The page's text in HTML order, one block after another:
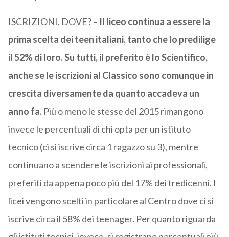
ISCRIZIONI, DOVE? – Il liceo continua a essere la
prima scelta dei teen italiani, tanto che lo predilige
il 52% di loro. Su tutti, il preferito è lo Scientifico,
anche se le iscrizioni al Classico sono comunque in
crescita diversamente da quanto accadeva un
anno fa.Più o meno le stesse del 2015 rimangono
invece le percentuali di chi opta per un istituto
tecnico (ci si iscrive circa 1 ragazzo su 3), mentre
continuano a scendere le iscrizioni ai professionali,
preferiti da appena poco più del 17% dei tredicenni. I
licei vengono scelti in particolare al Centro dove ci si
iscrive circa il 58% dei teenager. Per quanto riguarda